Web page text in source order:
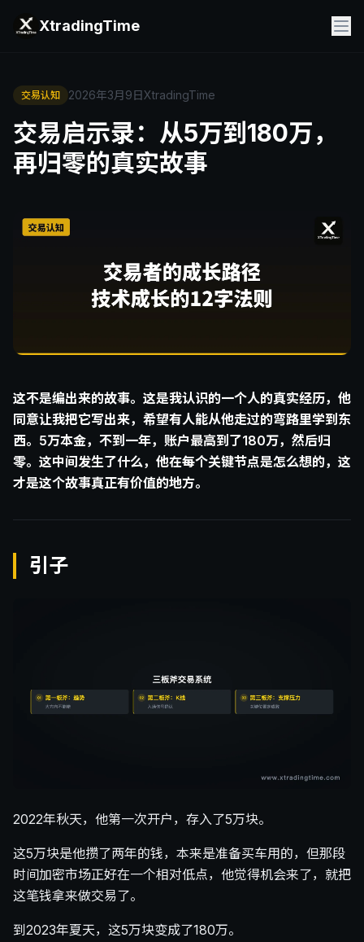
XtradingTime
交易认知 2026年3月9日XtradingTime
交易启示录：从5万到180万，
再归零的真实故事
这不是编出来的故事。这是我认识的一个人的真实经历，他
同意让我把它写出来，希望有人能从他走过的弯路里学到东
西。5万本金，不到一年，账户最高到了180万，然后归
零。这中间发生了什么，他在每个关键节点是怎么想的，这
才是这个故事真正有价值的地方。
引子
2022年秋天，他第一次开户，存入了5万块。
这5万块是他攒了两年的钱，本来是准备买车用的，但那段
时间加密市场正好在一个相对低点，他觉得机会来了，就把
这笔钱拿来做交易了。
到2023年夏天，这5万块变成了180万。